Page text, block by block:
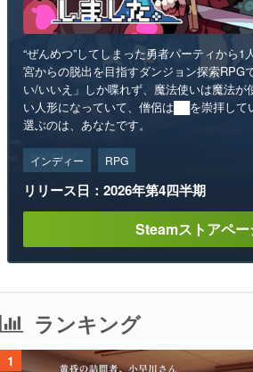
“ぜんめつ”してしまった勇者パーティから1
宮からの脱出を目指すダンジョン探索RPG
い/いいえ」しか喋れず、魔法使いは魔法が
い人形になっていて、僧侶は██を崇拝して
選ぶのは、あなたです。
インディー RPG
リリース日：2026年第4四半期
Steamストアペー
ランキング
1